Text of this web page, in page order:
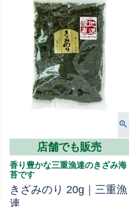
店舗でも販売
香り豊かな三重漁連のきざみ海
苔です
きざみのり 20g｜三重漁
連